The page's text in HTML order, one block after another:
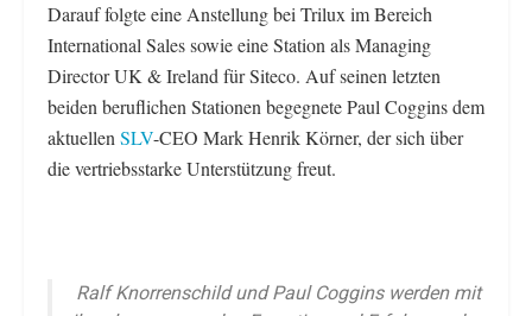
Darauf folgte eine Anstellung bei Trilux im Bereich
International Sales sowie eine Station als Managing
Director UK & Ireland für Siteco. Auf seinen letzten
beiden beruflichen Stationen begegnete Paul Coggins dem
aktuellen SLV-CEO Mark Henrik Körner, der sich über
die vertriebsstarke Unterstützung freut.
Ralf Knorrenschild und Paul Coggins werden mit